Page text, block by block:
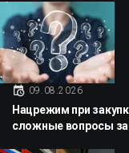
09.08.2026
Нацрежим при
сложные вопросы